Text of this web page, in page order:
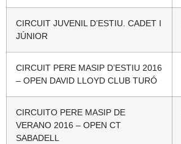
CIRCUIT JUVENIL D’ESTIU. CADET I
JÚNIOR
CIRCUIT PERE MASIP D’ESTIU 2016
– OPEN DAVID LLOYD CLUB TURÓ
CIRCUITO PERE MASIP DE
VERANO 2016 – OPEN CT
SABADELL